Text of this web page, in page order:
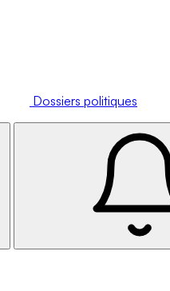
Dossiers politiques